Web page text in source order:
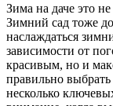
Зима на даче это
Зимний сад тоже
наслаждаться
зависимости от
красивым, но и
правильно
несколько